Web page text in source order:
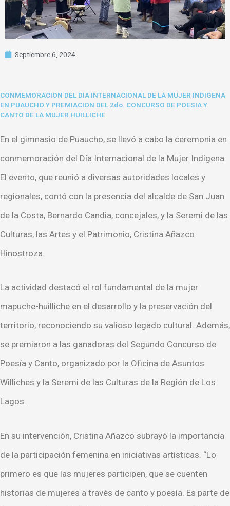
Septiembre 6, 2024
CONMEMORACION DEL DIA INTERNACIONAL DE LA MUJER INDIGENA
EN PUAUCHO Y PREMIACION DEL 2do. CONCURSO DE POESIA Y
CANTO DE LA MUJER HUILLICHE
En el gimnasio de Puaucho, se llevó a cabo la ceremonia en
conmemoración del Día Internacional de la Mujer Indígena.
El evento, que reunió a diversas autoridades locales y
regionales, contó con la presencia del alcalde de San Juan
de la Costa, Bernardo Candia, concejales, y la Seremi de las
Culturas, las Artes y el Patrimonio, Cristina Añazco
Hinostroza.
La actividad destacó el rol fundamental de la mujer
mapuche-huilliche en el desarrollo y la preservación del
territorio, reconociendo su valioso legado cultural. Además,
se premiaron a las ganadoras del Segundo Concurso de
Poesía y Canto, organizado por la Oficina de Asuntos
Williches y la Seremi de las Culturas de la Región de Los
Lagos.
En su intervención, Cristina Añazco subrayó la importancia
de la participación femenina en iniciativas artísticas. “Lo
primero es que las mujeres participen, que se cuenten
historias de mujeres a través de canto y poesía. Es parte de